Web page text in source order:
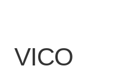
VICO